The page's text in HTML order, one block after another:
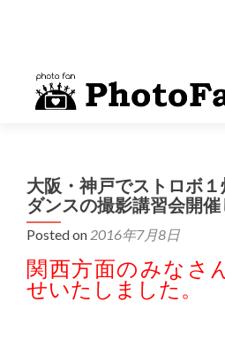
大阪・神戸でストロボ１
ダンスの撮影講習会開催
Posted on 2016年7月8日
関西方面のみなさ
せいたしました。